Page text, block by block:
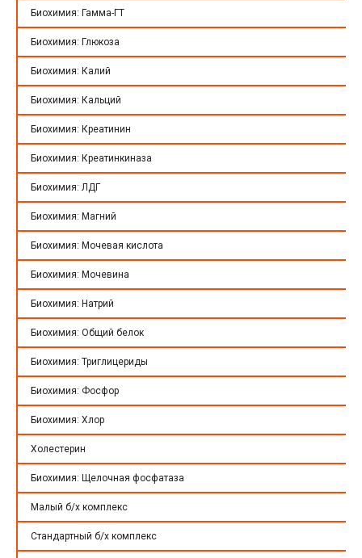
Биохимия: Гамма-ГТ
Биохимия: Глюкоза
Биохимия: Калий
Биохимия: Кальций
Биохимия: Креатинин
Биохимия: Креатинкиназа
Биохимия: ЛДГ
Биохимия: Магний
Биохимия: Мочевая кислота
Биохимия: Мочевина
Биохимия: Натрий
Биохимия: Общий белок
Биохимия: Триглицериды
Биохимия: Фосфор
Биохимия: Хлор
Холестерин
Биохимия: Щелочная фосфатаза
Малый б/х комплекс
Стандартный б/х комплекс